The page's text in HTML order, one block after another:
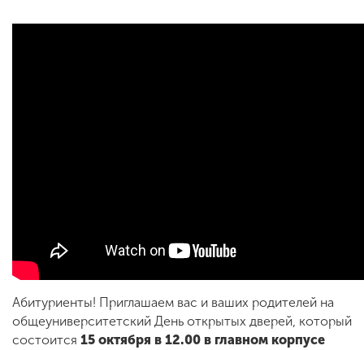
Абитуриенты! Приглашаем вас и ваших родителей на
общеуниверситетский День открытых дверей, который
состоится 15 октября в 12.00 в главном корпусе